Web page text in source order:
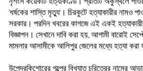
'ধর্ষকেরশাস্তিমৃত্যু'। চিরকুটেহত্যাকারীরনামও
সরকার। পরদিনখবরেরকাগজেএইএকই
বিজ্ঞাপন। সেখানেদাবিকরাহয়, আগামীবারোই
মামলারআসামীকেআলিপুরজেলেরমধ্যেহত্যাকরা
উপেন্দ্রকিশোরেরগল্পেরবিখ্যাতচরিত্রেরনামের